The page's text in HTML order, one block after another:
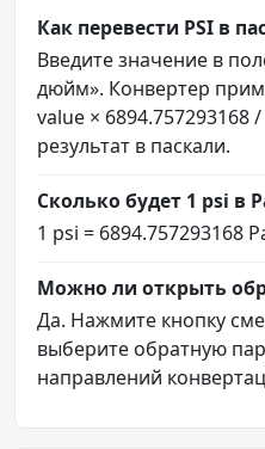
Как перевести PSI в
Введите значение в
дюйм». Конвертер
value × 6894.757293168
результат в паскали.
Сколько будет 1 psi в
1 psi = 6894.757293168
Можно ли открыть
Да. Нажмите кнопку
выберите обратную
направлений